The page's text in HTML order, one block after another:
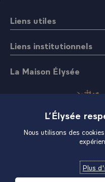
Liens utiles
Liens institutionnels
La Maison Élysée
L’Élysée
Nous utilisons des
Plus